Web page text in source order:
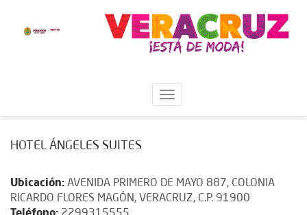
HOTEL ÁNGELES SUITES
Ubicación: AVENIDA PRIMERO DE MAYO 887, COLONIA
RICARDO FLORES MAGÓN, VERACRUZ, C.P. 91900